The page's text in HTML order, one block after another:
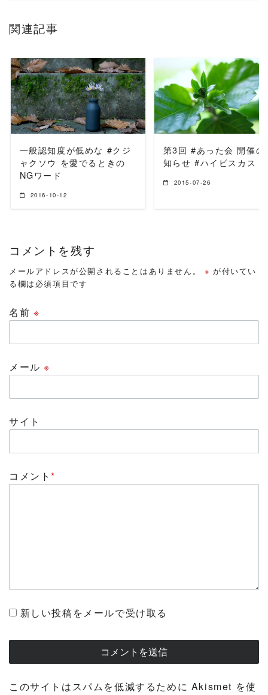
関連記事
READ MORE
一般認知度が低めな #クジ
ャクソウ を愛でるときの
NGワード
2016-10-12
READ MORE
第3回 #あった会 開催の
知らせ #ハイビスカス
2015-07-26
コメントを残す
メールアドレスが公開されることはありません。 ※ が付いてい
る欄は必須項目です
名前 ※
メール※
サイト
コメント*
新しい投稿をメールで受け取る
このサイトはスパムを低減するために Akismet を使